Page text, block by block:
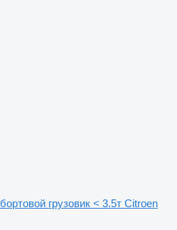
бортовой грузовик < 3.5т Citroen